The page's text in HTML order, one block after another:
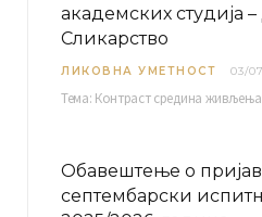
академских студија
Сликарство
ЛИКОВНА УМЕТНОСТ 03/
Обавештење о
септембарски